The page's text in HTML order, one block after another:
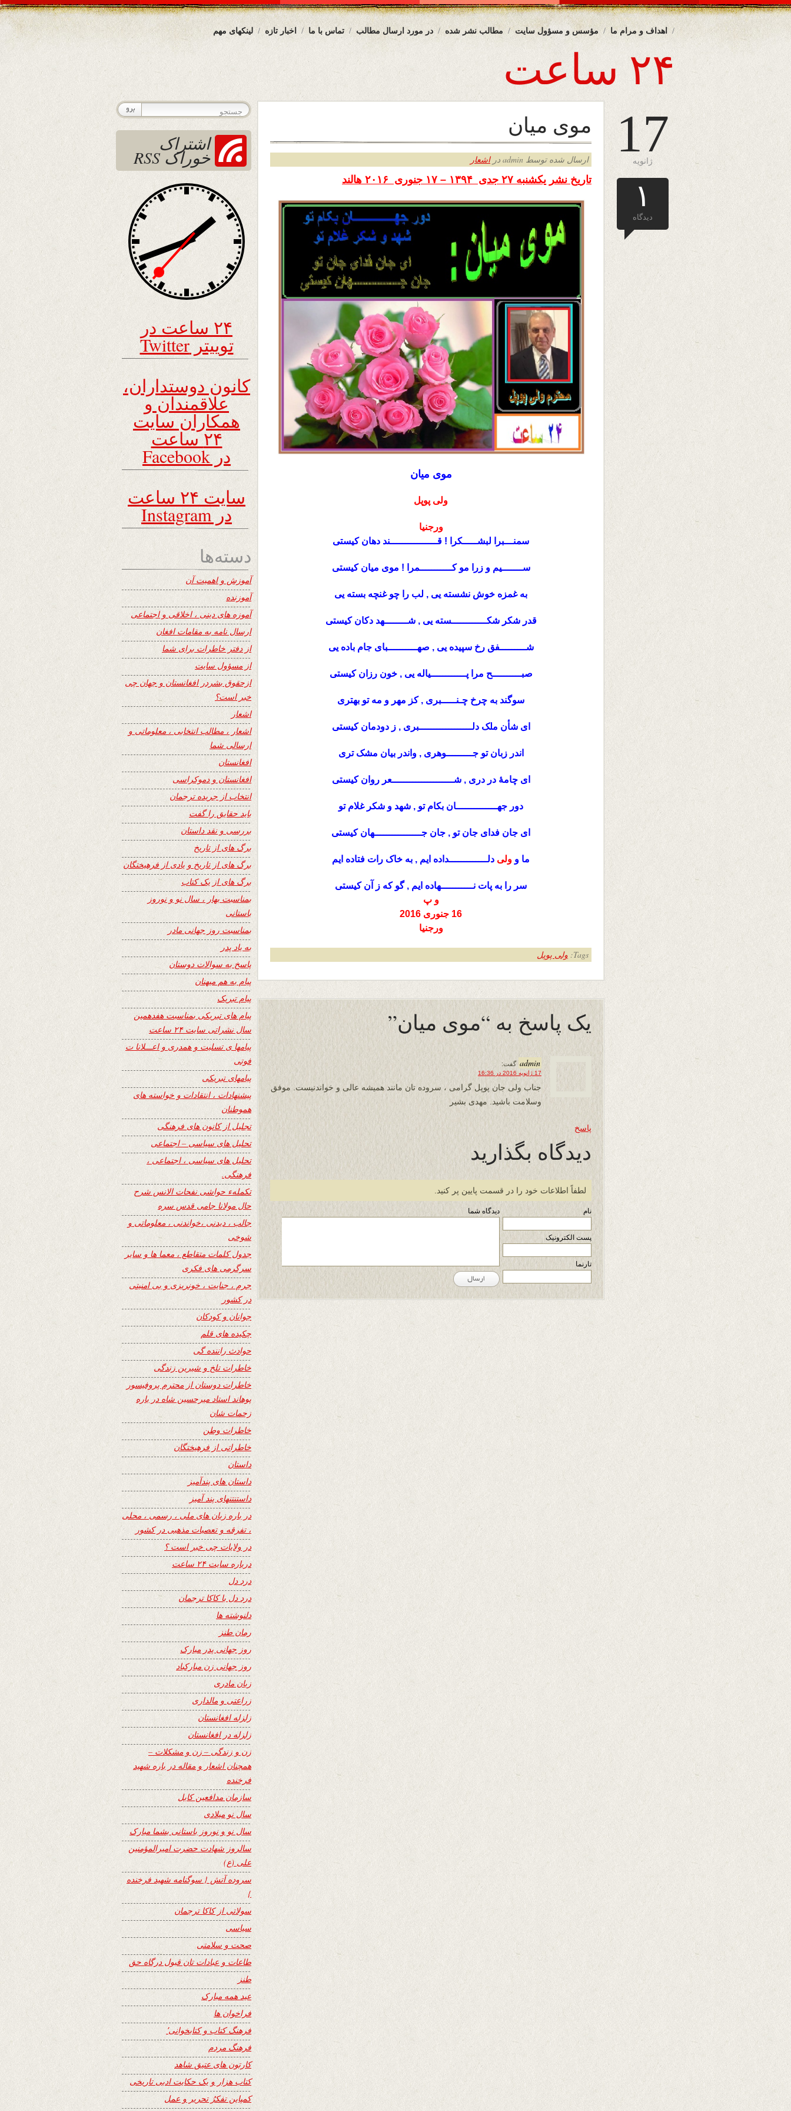
لینکهای مهم اخبار تازه تماس با ما در مورد ارسال مطالب مطالب نشر شده مؤسس و مسؤول سایت اهداف و مرام ما
۲۴ ساعت
17
ژانویه
۱
دیدگاه
موی میان
ارسال شده توسط admin در اشعار
تاریخ نشر یکشنبه ۲۷ جدی ۱۳۹۴ – ۱۷ جنوری ۲۰۱۶ هالند
موی میان
ولی پوپل
ورجنیا
سمنـــبرا لبشـــــکرا ! قــــــــــــــــند دهان کیستی
ســـــــیم و زرا مو کـــــــــــمرا ! موی میان کیستی
به غمزه خوش نشسته یی , لب را چو غنچه بسته یی
قدر شکر شکــــــــــــسته یی , شــــــــهد دکان کیستی
شـــــــــفق رخ سپیده یی , صهــــــــــبای جام باده یی
صبــــــــــح مرا پــــــــــــیاله یی , خون رزان کیستی
سوگند به چرخ چـنـــــبری , کز مهر و مه تو بهتری
ای شأن ملک دلــــــــــــــــــبری , ز دودمان کیستی
اندر زبان تو جـــــــــوهری , واندر بیان مشک تری
ای چامۀ در دری , شـــــــــــــــــــــعر روان کیستی
دور جهــــــــــــــان بکام تو , شهد و شکر غلام تو
ای جان فدای جان تو , جان جــــــــــــــــهان کیستی
ما و ولی دلـــــــــــــداده ایم , به خاک رات فتاده ایم
سر را به پات نـــــــــــهاده ایم , گو كه ز آن کیستی
و پ
16 جنوری 2016
ورجنیا
Tags: ولی پوپل
یک پاسخ به “موی میان”
admin گفت:
17 ژانویه 2016 در 16:36
جناب ولی جان پوپل گرامی ، سروده تان مانند همیشه عالی و خواندنیست. موفق
وسلامت باشید. مهدی بشیر
پاسخ
دیدگاه بگذارید
لطفاً اطلاعات خود را در قسمت پایین پر کنید.
نام
پست الکترونیک
تارنما
دیدگاه شما
اشتراک
خوراک RSS
۲۴ ساعت در
توییتر Twitter
کانون دوستداران،
علاقمندان و
همکاران سایت
۲۴ ساعت
در Facebook
سایت ۲۴ ساعت
در Instagram
دسته‌ها
آموزش و اهمیت آن
آموزنده
آموزه های دینی ، اخلاقی و اجتماعی
ارسال نامه به مقامات افغان
از دفتر خاطرات برای شما
از مسؤول سایت
ازحقوق بشردر افغانستان و جهان چی
خبر است؟
اشعار
اشعار ، مطالب انتخابی ، معلوماتی و
ارسالی شما
افغانستان
افغانستان و دموکراسی
انتخاب از جریده ترجمان
باید حقایق را گفت
بررسی و نقد داستان
برگ های از تاریخ
برگ های از تاریخ و یادی از فرهیختگان
برگ های از یک کتاب
بمناسبت بهار ، سال نو و نوروز
باستانی
بمناسبت روز جهانی مادر
به یاد پدر
پاسخ به سوالات دوستان
پیام به هم میهنان
پیام تبریک
پیام های تبریکی بمناسبت هفدهمین
سال نشراتی سایت ۲۴ ساعت
پیامها ی تسلیت و همدری و اعـــلانا ت
فوتی
پیامهای تبریکی
پیشنهادات ، انتقادات و خواسته های
هموطنان
تجلیل از کانون های فرهنگی
تحلیل های سیاسی – اجتماعی
تحلیل های سیاسی ، اجتماعی ،
فرهنگی.
تکملهء حواشی نفحات الانس شرح
حال مولانا جامی قدس سره
جالب ، دیدنی ،خواندنی ، معلوماتی و
شوخی
جدول کلمات متقاطع ، معما ها و سایر
سرگرمی های فکری
جرم ، جنایت ، خونریزی و بی امنیتی
در کشور
جوانان و کودکان
چکیده های قلم
حوادث راننده گی
خاطرات تلخ و شیرین زندگی
خاطرات دوستان از محترم پروفیسور
پوهاند استاد میرحسین شاه در باره
زحمات شان
خاطرات وطن
خاطراتی از فرهیختگان
داستان
داستان های پندآمیز
داستنتنهای پند آمیز
در باره زبان های ملی ، رسمی ، محلی
، تفرقه و تعصبات مذهبی در کشور
در ولایات چی خبر است ؟
درباره سایت ۲۴ ساعت
درد دل
درد دل با کاکا ترجمان
دلنوشته ها
رمان طنز
روز جهانی پدر مبارک
روز جهانی زن مبارکباد
زبان مادری
زراعتی و مالداری
زلزله افغانستان
زلزله در افغانستان
زن و زندگی – زن و مشکلات –
همچنان اشعار و مقاله در باره شهید
فرخنده
سازمان مدافعین کابل
سال نو میلادی
سال نو و نوروز باستانی بشما مبارک
سالروز شهادت حضرت امیرالمؤمنین
علی (ع)
سروده آتش { سوگنامه شهید فرخنده
}
سولاتی از کاکا ترجمان
سیاسی
صحت و سلامتی
طاعات و عبادات تان قبول درگاه حق
طنز
عید همه مبارک
فراخوان ها
فرهنگ کتاب و کتابخوانی٬
فرهنگ مردم
کارتون های عتیق شاهد
کتاب هزار و یک حکایت ادبی تاریخی
کمپاین تفکرُ تحریر و عمل